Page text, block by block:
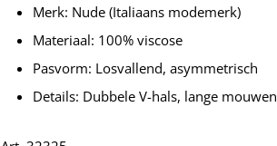
Merk: Nude (Italiaans modemerk)
Materiaal: 100% viscose
Pasvorm: Losvallend, asymmetrisch
Details: Dubbele V-hals, lange mouwen